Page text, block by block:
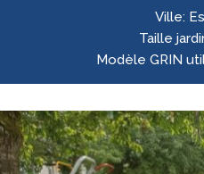
Ville:
Taille
Modèle GRIN